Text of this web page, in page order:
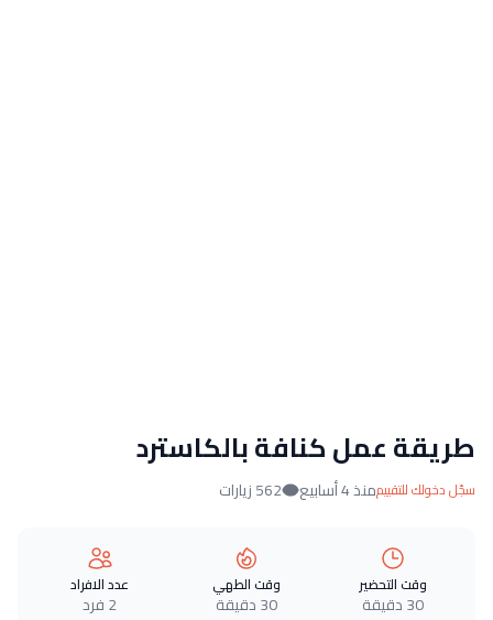
طريقة عمل كنافة بالكاسترد
سجّل دخولك للتقييممنذ 4 أسابيع 562 زيارات
وقت التحضير
30 دقيقة
وقت الطهي
30 دقيقة
عدد الافراد
2 فرد